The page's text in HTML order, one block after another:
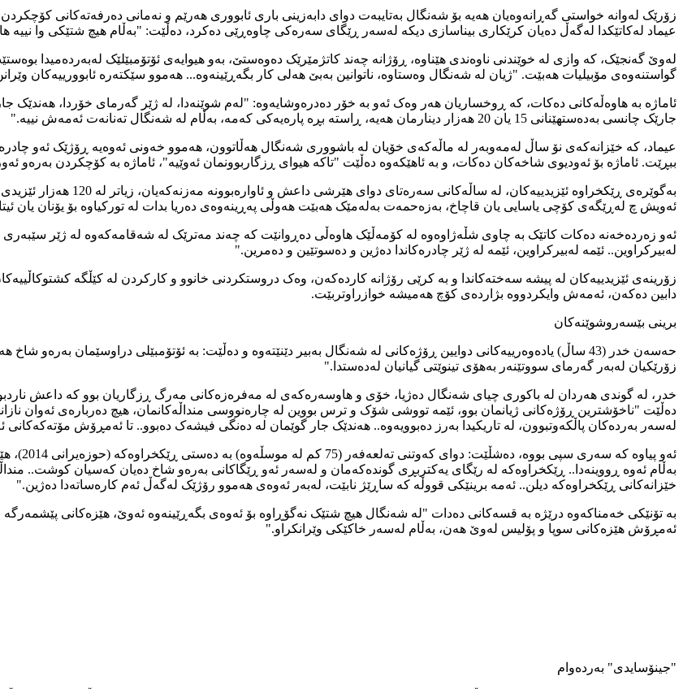
زۆرێک لەوانە خواستی گەڕانەوەیان هەیە بۆ شەنگال بەتایبەت دوای دابەزینی باری ئابووری هەرێم و نەمانی دەرفەتەکانی
عیماد لەکاتێکدا لەگەڵ دەیان کرێکاری بیناسازی دیکە لەسەر ڕێگای سەرەکی چاوەڕێی دەکرد، دەڵێت: "بەڵام هیچ شتێکی وا نییە
لەوێ گەنجێک، کە وازی لە خوێندنی ناوەندی هێناوە، ڕۆژانە چەند کاتژمێرێک دەوەستێ، بەو هیوایەی ئۆتۆمبێلێک لەبەردەمیدا
گواستنەوەی مۆبیلیات هەبێت. "ژیان لە شەنگال وەستاوە، ناتوانین بەبێ هەلی کار بگەڕێینەوە... هەموو سێکتەرە ئابوورییەکان
ئاماژە بە هاوەڵەکانی دەکات، کە ڕوخساریان هەر وەک ئەو بە خۆر دەدرەوشایەوە: "لەم شوێنەدا، لە ژێر گەرمای خۆردا،
جارێک چانسی بەدەستهێنانی 15 یان 20 هەزار دینارمان هەیە، ڕاستە بڕە پارەیەکی کەمە، بەڵام لە شەنگال تەنانەت ئەمەش نییە."
عیماد، کە خێزانەکەی نۆ ساڵ لەمەوبەر لە ماڵەکەی خۆیان لە باشووری شەنگال هەڵاتوون، هەموو خەونی ئەوەیە ڕۆژێک ئەو
ببڕێت. ئاماژە بۆ ئەودیوی شاخەکان دەکات، و بە ئاهێکەوە دەڵێت "تاکە هیوای ڕزگاربوونمان ئەوێیە"، ئاماژە بە کۆچکردن بەرەو
بەگوێرەی ڕێکخراوە
ئەویش چ لەڕێگەی کۆچی یاسایی یان قاچاخ، بەزەحمەت بەلەمێک هەبێت هەوڵی پەڕینەوەی دەریا بدات لە تورکیاوە بۆ یۆنان یان
ئەو زەردەخەنە دەکات کاتێک بە چاوی شڵەژاوەوە لە کۆمەڵێک هاوەڵی دەڕوانێت کە چەند مەترێک لە شەقامەکەوە لە ژێر سێبەری
لەبیرکراوین.. ئێمە لەبیرکراوین، ئێمە لە ژێر چادرەکاندا دەژین و دەسوتێین و دەمرین."
زۆرینەی ئێزیدییەکان لە پیشە سەختەکاندا و بە کرێی رۆژانە کاردەکەن، وەک دروستکردنی خانوو و کارکردن لە کێڵگە
دابین دەکەن، ئەمەش وایکردووە بژاردەی کۆچ هەمیشە خوازراوتربێت.
برینی بێسەروشوێنەکان
حەسەن خدر (43 ساڵ) یادەوەرییەکانی دوایین ڕۆژەکانی لە شەنگال بەبیر دێنێتەوە و دەڵێت: بە ئۆتۆمبێلی دراوسێمان
زۆرێکیان لەبەر گەرمای سووتێنەر بەهۆی تینوێتی گیانیان لەدەستدا."
خدر، لە گوندی هەردان لە باکوری چیای شەنگال دەژیا، خۆی و هاوسەرەکەی لە مەفرەزەکانی مەرگ ڕزگاریان بوو کە داعش
دەڵێت "ناخۆشترین ڕۆژەکانی ژیانمان بوو، ئێمە تووشی شۆک و ترس بووین لە چارەنووسی منداڵەکانمان، هیچ دەربارەی ئەوان
لەسەر بەردەکان پاڵکەوتبوون، لە تاریکیدا بەرز دەبوویەوە.. هەندێک جار گوێمان لە دەنگی فیشەک دەبوو.. تا ئەمڕۆش مۆتەکەکانی
ئەو
بەڵام ئەوە ڕووینەدا.. ڕێکخراوەکە لە رێگای یەکتربڕی گوندەکەمان و لەسەر ئەو ڕێگاکانی بەرەو شاخ دەیان کەسیان کوشت..
خێزانەکانی ڕێکخراوەکە دیلن.. ئەمە برینێکی قووڵە کە ساڕێژ نابێت، لەبەر ئەوەی هەموو رۆژێک لەگەڵ ئەم کارەساتەدا دەژین."
بە تۆنێکی خەمناکەوە درێژە بە قسەکانی دەدات "لە شەنگال هیچ شتێک نەگۆڕاوە بۆ ئەوەی بگەڕێینەوە ئەوێ، هێزەکانی
ئەمڕۆش هێزەکانی سوپا و پۆلیس لەوێ هەن، بەڵام لەسەر خاکێکی وێرانکراو."
"جینۆسایدی" بەردەوام